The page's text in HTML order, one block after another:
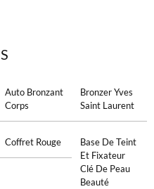
Auto Bronzant
Corps
Bronzer Yves
Saint Laurent
Coffret Rouge
Base De Teint
Et Fixateur
Clé De Peau
Beauté